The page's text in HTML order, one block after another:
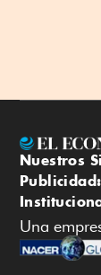
Nuestros
Publicidad:
Una